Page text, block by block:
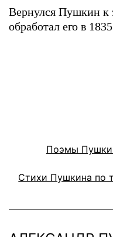
Вернулся Пушкин к
обработал его в 1835
Поэмы
Стихи Пушкина по